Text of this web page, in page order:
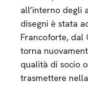
all’interno degli
disegni è stata
Francoforte, dal
torna
qualità di socio
trasmettere